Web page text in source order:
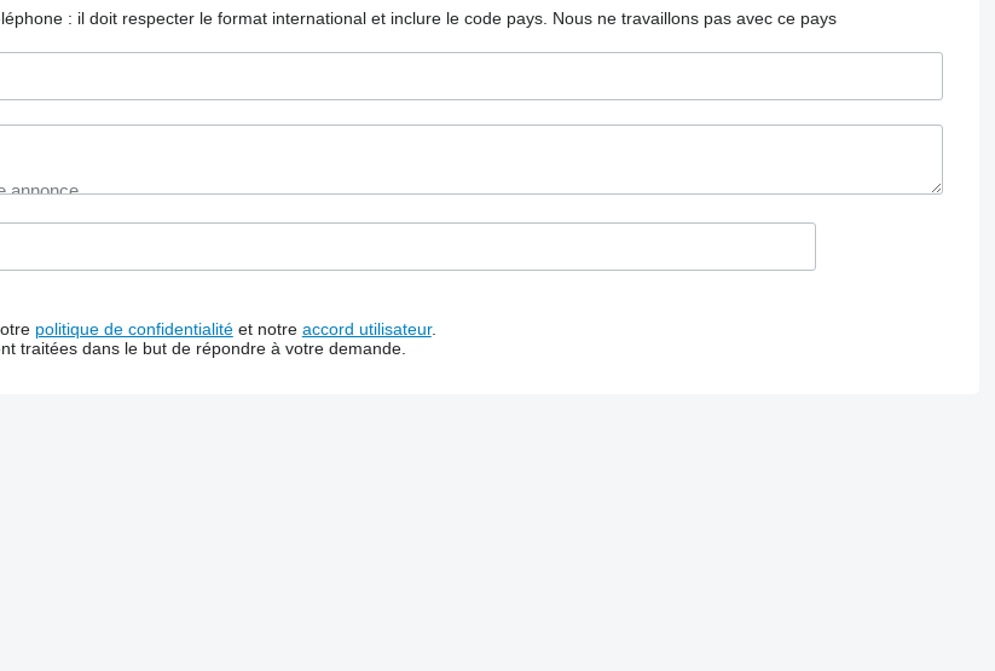
: il doit respecter le format international et inclure le code pays. Nous ne travaillons pas avec ce pays
politique de confidentialitéet notre accord utilisateur.
traitées dans le but de répondre à votre demande.